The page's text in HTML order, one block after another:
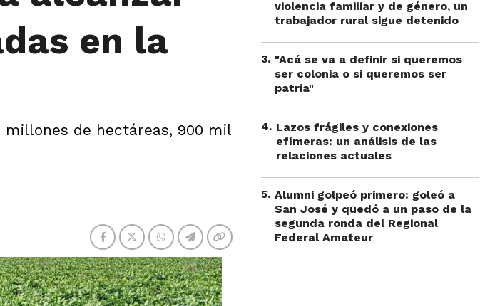
en la
millones de hectáreas, 900 mil
violencia familiar y de género, un
trabajador rural sigue detenido
3. "Acá se va a definir si queremos
ser colonia o si queremos ser
patria"
4. Lazos frágiles y conexiones
efímeras: un análisis de las
relaciones actuales
5. Alumni golpeó primero: goleó a
San José y quedó a un paso de la
segunda ronda del Regional
Federal Amateur